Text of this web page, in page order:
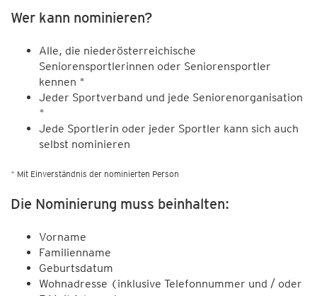
Wer kann nominieren?
Alle, die niederösterreichische
Seniorensportlerinnen oder Seniorensportler
kennen *
Jeder Sportverband und jede Seniorenorganisation
*
Jede Sportlerin oder jeder Sportler kann sich auch
selbst nominieren
* Mit Einverständnis der nominierten Person
Die Nominierung muss beinhalten:
Vorname
Familienname
Geburtsdatum
Wohnadresse (inklusive Telefonnummer und / oder